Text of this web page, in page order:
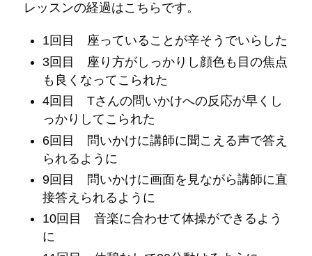
レッスンの経過はこちらです。
1回目 座っていることが辛そうでいらした
3回目 座り方がしっかりし顔色も目の焦点
も良くなってこられた
4回目 Tさんの問いかけへの反応が早くし
っかりしてこられた
6回目 問いかけに講師に聞こえる声で答え
られるように
9回目 問いかけに画面を見ながら講師に直
接答えられるように
10回目 音楽に合わせて体操ができるよう
に